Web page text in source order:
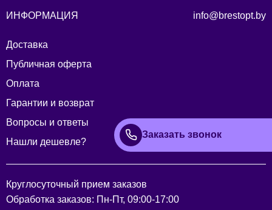
ИНФОРМАЦИЯ
Доставка
Публичная оферта
Оплата
Гарантии и возврат
Вопросы и ответы
Нашли дешевле?
info@brestopt.by
Заказать звонок
Круглосуточный прием заказов
Обработка заказов: Пн-Пт, 09:00-17:00